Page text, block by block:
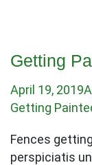
Getting
April 19, 2019
Getting
Fences
perspiciatis